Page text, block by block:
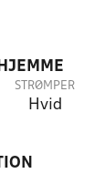
STRØMPER
Hvid